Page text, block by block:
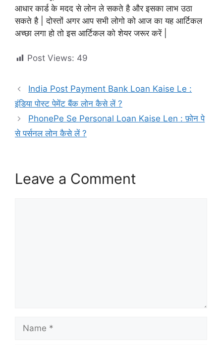
आधार कार्ड के मदद से लोन ले सकते है और इसका लाभ उठा
सकते है | दोस्तों अगर आप सभी लोगो को आज का यह आर्टिकल
अच्छा लगा हो तो इस आर्टिकल को शेयर जरूर करें |
Post Views: 49
India Post Payment Bank Loan Kaise Le :
इंडिया पोस्ट पेमेंट बैंक लोन कैसे लें ?
PhonePe Se Personal Loan Kaise Len : फ़ोन पे
से पर्सनल लोन कैसे लें ?
Leave a Comment
Name